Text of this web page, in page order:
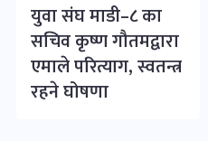
युवा संघ माडी–८ का
सचिव कृष्ण गौतमद्वारा
एमाले परित्याग, स्वतन्त्र
रहने घोषणा